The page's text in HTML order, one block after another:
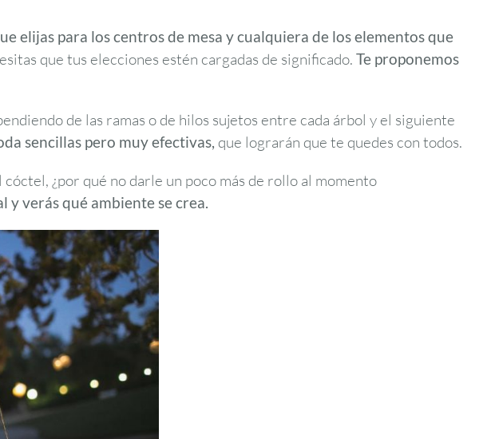
elijas para los centros de mesa y cualquiera de los elementos que
que tus elecciones estén cargadas de significado. Te proponemos
de las ramas o de hilos sujetos entre cada árbol y el siguiente
sencillas pero muy efectivas, que lograrán que te quedes con todos.
¿por qué no darle un poco más de rollo al momento
verás qué ambiente se crea.